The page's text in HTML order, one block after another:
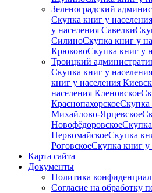
Зеленоградский
Скупка книг у
у населения Савелки
СилиноСкупка книг у
КрюковоСкупка книг у
Троицкий
Скупка книг у
книг у населения
населения Кленовское
КраснопахорскоеСкупка
Михайлово-Ярцевское
Новофёдоровское
ПервомайскоеСкупка
РоговскоеСкупка книг у
Карта сайта
Документы
Политика
Согласие на обработку